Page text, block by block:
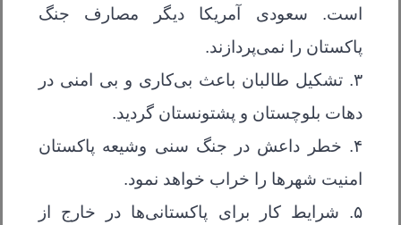
است. سعودی آمریکا دیگر مصارف جنگ
پاکستان را نمی‌پردازند.
۳. تشکیل طالبان باعث بی‌کاری و بی امنی در
دهات بلوچستان و پشتونستان گردید.
۴. خطر داعش در جنگ سنی وشیعه پاکستان
امنیت شهرها را خراب خواهد نمود.
۵. شرایط کار برای پاکستانی‌ها در خارج از